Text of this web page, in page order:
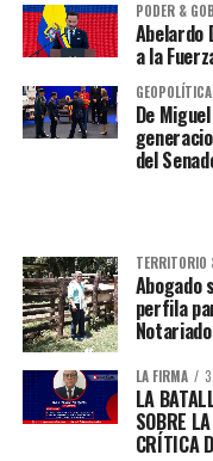
PODER &
Abelardo
a la
De
del
TERRITORIO
Abogado
perfila
LA FIRMA
LA
SOBRE
CRÍTICA